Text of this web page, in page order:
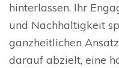
hinterlassen. Ihr
und Nachhaltigkeit
ganzheitlichen
darauf abzielt, eine